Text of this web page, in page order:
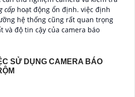
cấp hoạt động ổn định. việc định
hệ thống cũng rất quan trọng
và độ tin cậy của camera báo
SỬ DỤNG CAMERA BÁO